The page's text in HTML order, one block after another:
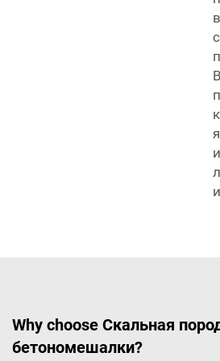
Why choose Скальная
бетономешалки?